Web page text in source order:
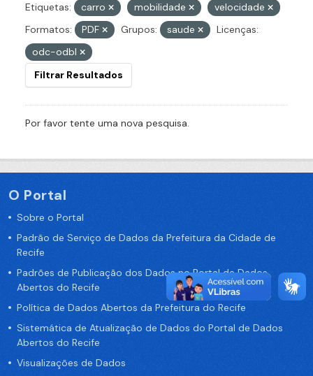
Etiquetas: carro mobilidade
velocidade
Formatos:
PDF Grupos: saude
Licenças:
odc-odbl
Filtrar Resultados
Por favor tente uma nova pesquisa.
O Portal
Sobre o Portal
Padrão de Serviço de Dados da Prefeitura da Cidade de
Recife
Padrões de Publicação dos Dados no Portal de Dados
Abertos do Recife
Política de Dados Abertos da Prefeitura do Recife
Sistemática de Atualização de Dados do Portal de Dados
Abertos do Recife
Visualizações de Dados